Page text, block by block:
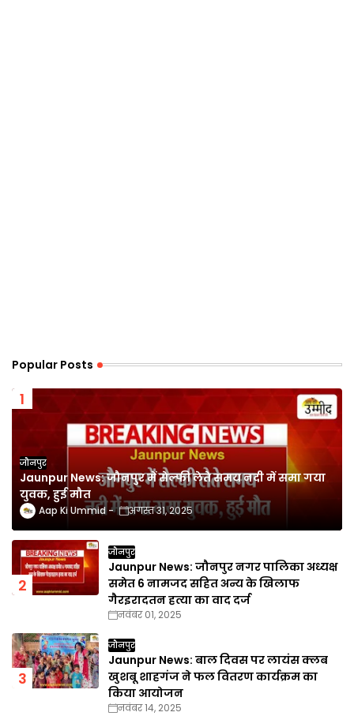
Popular Posts
जौनपुर
Jaunpur News: जौनपुर में सेल्फी लेते समय नदी में समा गया
युवक, हुई मौत
Aap Ki Ummid अगस्त 31, 2025
जौनपुर
Jaunpur News: जौनपुर नगर पालिका अध्यक्ष
समेत 6 नामजद सहित अन्य के खिलाफ
गैरइरादतन हत्या का वाद दर्ज
नवंबर 01, 2025
जौनपुर
Jaunpur News: बाल दिवस पर लायंस क्लब
खुशबू शाहगंज ने फल वितरण कार्यक्रम का
किया आयोजन
नवंबर 14, 2025